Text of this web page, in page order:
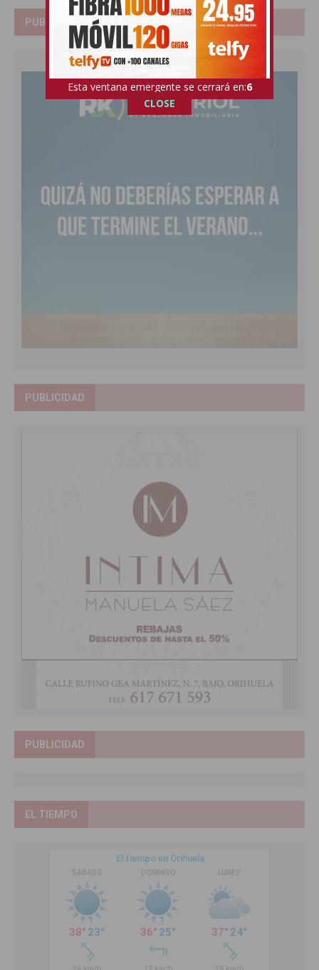
PUBLICIDAD
PUBLICIDAD
PUBLICIDAD
EL TIEMPO
Esta ventana emergente se cerrará en:5
CLOSE